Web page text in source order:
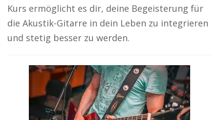
Kurs ermöglicht es dir, deine Begeisterung für
die Akustik-Gitarre in dein Leben zu integrieren
und stetig besser zu werden.